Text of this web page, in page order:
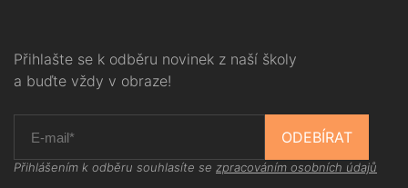
Přihlašte se k odběru novinek z naší školy
a buďte vždy v obraze!
ODEBÍRAT
Přihlášením k odběru souhlasíte se zpracováním osobních údajů